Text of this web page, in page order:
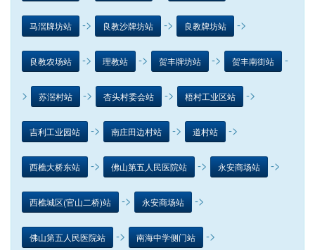
马滘牌坊站 -> 良教沙牌坊站 -> 良教牌坊站 ->
良教农场站 -> 理教站 -> 贺丰牌坊站 -> 贺丰南街站 -
> 苏滘村站 -> 杏头村委会站 -> 梧村工业区站 ->
吉利工业园站 -> 南庄田边村站 -> 道村站 ->
西樵大桥东站 -> 佛山第五人民医院站 -> 永安商场站 ->
西樵城区(官山二桥)站 -> 永安商场站 ->
佛山第五人民医院站 -> 南海中学侧门站 ->